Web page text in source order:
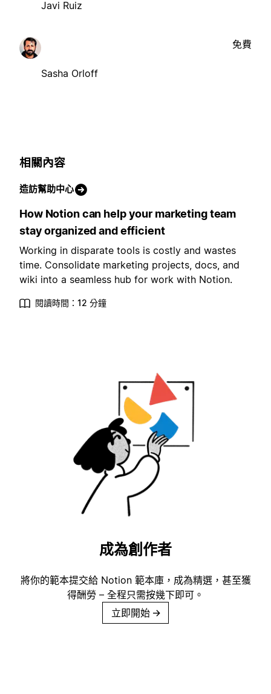
Javi Ruiz
Sasha Orloff
免費
相關內容
造訪幫助中心
How Notion can help your marketing team
stay organized and efficient
Working in disparate tools is costly and wastes
time. Consolidate marketing projects, docs, and
wiki into a seamless hub for work with Notion.
閱讀時間：12 分鐘
成為創作者
將你的範本提交給 Notion 範本庫，成為精選，甚至獲
得酬勞 – 全程只需按幾下即可。
立即開始 →